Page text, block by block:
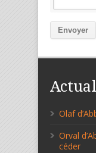
Envoyer
Olaf
Orval
céder